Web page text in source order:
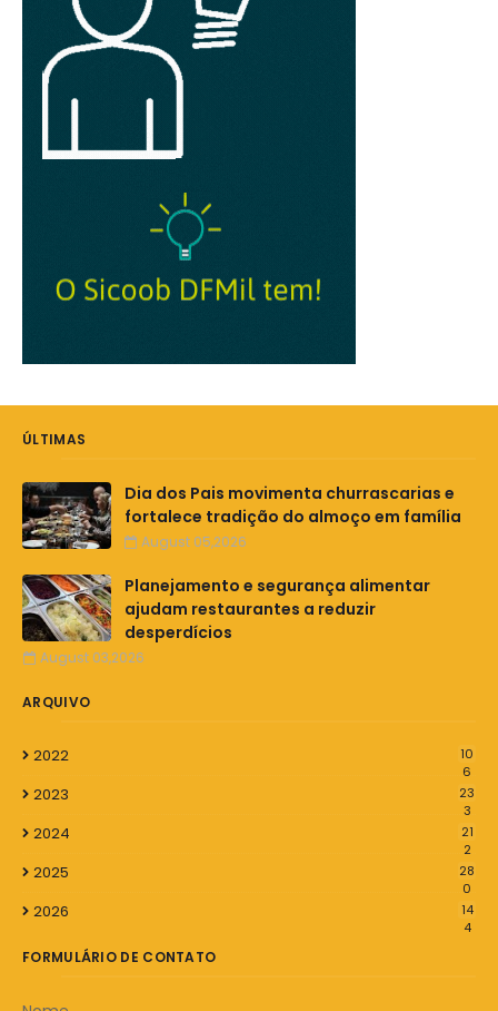
ÚLTIMAS
Dia dos Pais movimenta churrascarias e
fortalece tradição do almoço em família
August 05,2026
Planejamento e segurança alimentar
ajudam restaurantes a reduzir
desperdícios
August 03,2026
ARQUIVO
2022
10
6
2023
23
3
2024
21
2
2025
28
0
2026
14
4
FORMULÁRIO DE CONTATO